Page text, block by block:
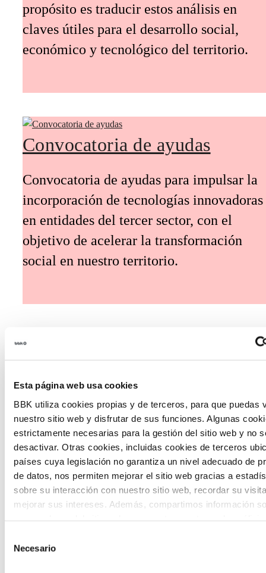
Esta página web usa cookies
BBK utiliza cookies propias y de terceros, para que puedas
nuestro sitio web y disfrutar de sus funciones. Algunas
estrictamente necesarias para la gestión del sitio web y no
desactivar. Otras cookies, incluidas cookies de terceros
países cuya legislación no garantiza un nivel adecuado de
de datos, nos permiten mejorar el sitio web gracias a
sobre su interacción con nuestro sitio web, recordar su
mejorar sus intereses. Además, compartimos información
proporcionado o que hayan recopilado a partir del uso que
Necesario
propósito es traducir estos análisis en
claves útiles para el desarrollo social,
económico y tecnológico del territorio.
Convocatoria de ayudas
Convocatoria de ayudas para impulsar la
incorporación de tecnologías innovadoras
en entidades del tercer sector, con el
objetivo de acelerar la transformación
social en nuestro territorio.
Habitantes del futuro
Habitantes del Futuro es un espacio de
prospectiva ciudadana orientado a
introducir la participación de la
ciudadanía y la voz de los jóvenes en la
definición de escenarios futuros y el
diseño de soluciones a los principales
retos de Euskadi.